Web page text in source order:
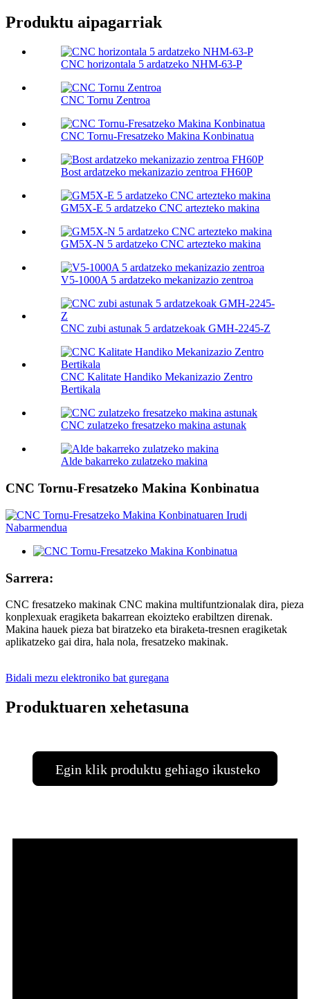
Produktu aipagarriak
CNC horizontala 5 ardatzeko NHM-63-P
CNC Tornu Zentroa
CNC Tornu-Fresatzeko Makina Konbinatua
Bost ardatzeko mekanizazio zentroa FH60P
GM5X-E 5 ardatzeko CNC artezteko makina
GM5X-N 5 ardatzeko CNC artezteko makina
V5-1000A 5 ardatzeko mekanizazio zentroa
CNC zubi astunak 5 ardatzekoak GMH-2245-Z
CNC Kalitate Handiko Mekanizazio Zentro
Bertikala
CNC zulatzeko fresatzeko makina astunak
Alde bakarreko zulatzeko makina
CNC Tornu-Fresatzeko Makina Konbinatua
Sarrera:
CNC fresatzeko makinak CNC makina multifuntzionalak dira, pieza
konplexuak eragiketa bakarrean ekoizteko erabiltzen direnak.
Makina hauek pieza bat biratzeko eta biraketa-tresnen eragiketak
aplikatzeko gai dira, hala nola, fresatzeko makinak.
Bidali mezu elektroniko bat guregana
Produktuaren xehetasuna
Egin klik produktu gehiago ikusteko